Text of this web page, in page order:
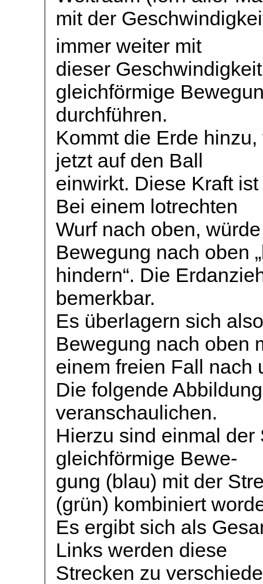
mit der
immer weiter mit
dieser
gleichförmige
durchführen.
Kommt die Erde
jetzt auf den Ball
einwirkt. Diese Kraft
Bei einem lotrechten
Wurf nach oben,
Bewegung nach oben „
hindern“. Die
bemerkbar.
Es überlagern sich
Bewegung nach oben
einem freien Fall nach
Die folgende
veranschaulichen.
Hierzu sind einmal
gleichförmige Bewe-
gung (blau) mit der
(grün) kombiniert
Es ergibt sich als
Links werden diese
Strecken zu